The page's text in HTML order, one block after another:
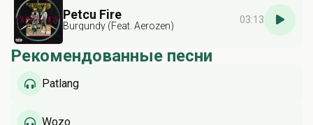
Petcu Fire
Burgundy (Feat. Aerozen)
03:13
Рекомендованные песни
Patlang
Wozo